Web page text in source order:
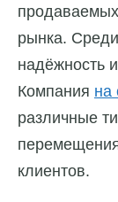
рынка. Среди
надёжность
Компания на
различные
клиентов.